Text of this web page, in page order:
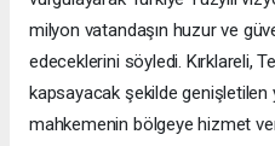
milyon vatandaşın huzur ve
edeceklerini söyledi. Kırklareli,
kapsayacak şekilde genişletilen
mahkemenin bölgeye hizmet